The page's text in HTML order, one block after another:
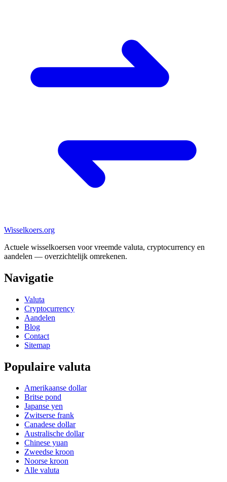
Wisselkoers.org
Actuele wisselkoersen voor vreemde valuta, cryptocurrency en
aandelen — overzichtelijk omrekenen.
Navigatie
Valuta
Cryptocurrency
Aandelen
Blog
Contact
Sitemap
Populaire valuta
Amerikaanse dollar
Britse pond
Japanse yen
Zwitserse frank
Canadese dollar
Australische dollar
Chinese yuan
Zweedse kroon
Noorse kroon
Alle valuta